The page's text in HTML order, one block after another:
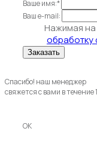
Ваше имя:*
Ваш e-mail:
Нажимая на
обработку
Спасибо! наш менеджер
свяжется с вами в течение
OK